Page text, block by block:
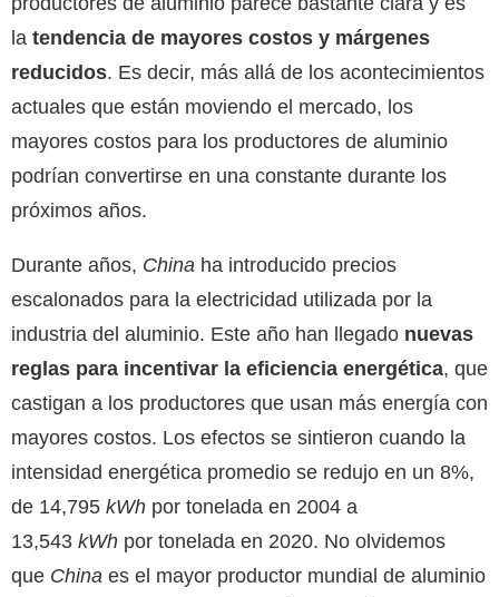
la tendencia de mayores costos y márgenes
reducidos. Es decir, más allá de los acontecimientos
actuales que están moviendo el mercado, los
mayores costos para los productores de aluminio
podrían convertirse en una constante durante los
próximos años.
Durante años, China ha introducido precios
escalonados para la electricidad utilizada por la
industria del aluminio. Este año han llegado nuevas
reglas para incentivar la eficiencia energética, que
castigan a los productores que usan más energía con
mayores costos. Los efectos se sintieron cuando la
intensidad energética promedio se redujo en un 8%,
de 14,795 kWh por tonelada en 2004 a
13,543 kWh por tonelada en 2020. No olvidemos
que China es el mayor productor mundial de aluminio